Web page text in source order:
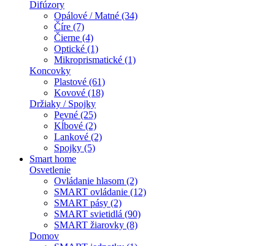
Difúzory
Opálové / Matné (34)
Číre (7)
Čierne (4)
Optické (1)
Mikroprismatické (1)
Koncovky
Plastové (61)
Kovové (18)
Držiaky / Spojky
Pevné (25)
Kĺbové (2)
Lankové (2)
Spojky (5)
Smart home
Osvetlenie
Ovládanie hlasom (2)
SMART ovládanie (12)
SMART pásy (2)
SMART svietidlá (90)
SMART žiarovky (8)
Domov